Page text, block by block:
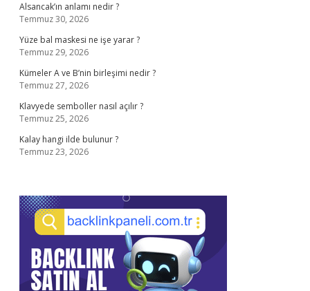
Alsancak’ın anlamı nedir ?
Temmuz 30, 2026
Yüze bal maskesi ne işe yarar ?
Temmuz 29, 2026
Kümeler A ve B’nin birleşimi nedir ?
Temmuz 27, 2026
Klavyede semboller nasıl açılır ?
Temmuz 25, 2026
Kalay hangi ilde bulunur ?
Temmuz 23, 2026